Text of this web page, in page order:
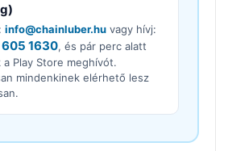
info@chainluber.huvagy hívj:
1630, és pár perc alatt
a Play Store meghívót.
mindenkinek elérhető lesz